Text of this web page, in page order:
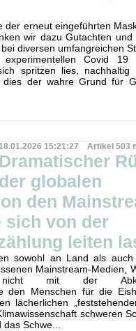
der erneut eingeführten
wir dazu Gutachten
diversen umfangreichen
Covid 19
spritzen lies, nachhaltig
der wahre Grund für
15:21:27 Artikel 503
Dramatischer
der globalen
den
sich von der
leiten
sowohl an Land als
Mainstream-Medien,
nicht mit der
den Menschen für die
lächerlichen
schweren
Schwe...